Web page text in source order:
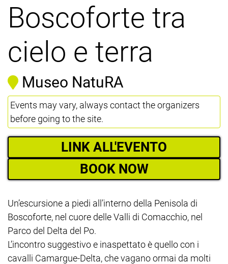
Boscoforte tra
cielo e terra
Museo NatuRA
Events may vary, always contact the organizers
before going to the site.
LINK ALL'EVENTO
BOOK NOW
Un’escursione a piedi all’interno della Penisola di
Boscoforte, nel cuore delle Valli di Comacchio, nel
Parco del Delta del Po.
L’incontro suggestivo e inaspettato è quello con i
cavalli Camargue-Delta, che vagano ormai da molti